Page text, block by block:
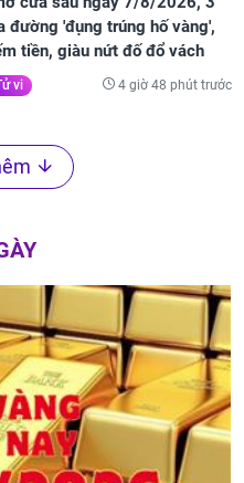
đường 'đụng trúng hố vàng',
tiền, giàu nứt đố đổ vách
vi 4 giờ 48 phút trước